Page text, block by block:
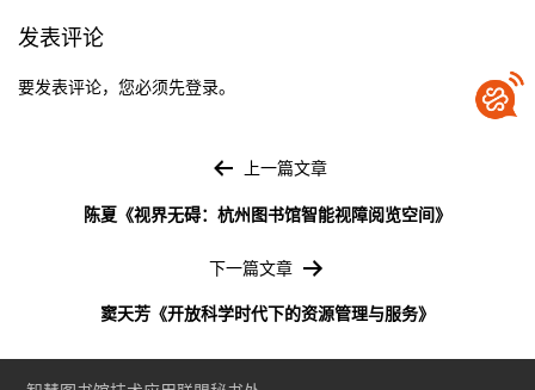
发表评论
要发表评论，您必须先登录。
上一篇文章
陈夏《视界无碍：杭州图书馆智能视障阅览空间》
下一篇文章
窦天芳《开放科学时代下的资源管理与服务》